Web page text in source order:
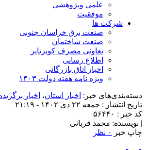
علمی وپژوهشی
موفقیت
شرکت ها
صنعت برق خراسان جنوبی
صنعت ساختمان
تعاونی مصرف کویرتایر
اطلاع رسانی
اخبار اتاق بازرگانی
ویژه نامه هفته دولت ۱۴۰۳
دسته‌بندی‌های خبر: اخبار استان، اخبار
تاریخ انتشار : جمعه ۲۲ دی ۱۴۰۲ - ۲۱:۱۹
کد خبر : ۵۶۴۴۰
| نویسنده: محمد قربانی
چاپ خبر
۰ نظر